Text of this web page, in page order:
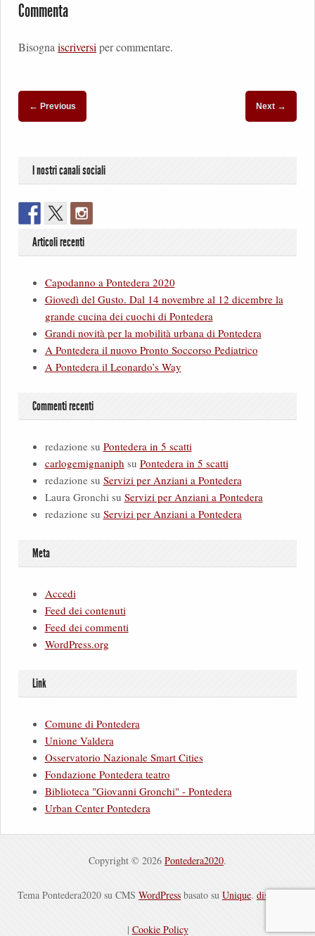
Commenta
Bisognaiscriversiper commentare.
← Previous Next →
I nostri canali sociali
Articoli recenti
Capodanno a Pontedera 2020
Giovedì del Gusto. Dal 14 novembre al 12 dicembre la
grande cucina dei cuochi di Pontedera
Grandi novità per la mobilità urbana di Pontedera
A Pontedera il nuovo Pronto Soccorso Pediatrico
A Pontedera il Leonardo’s Way
Commenti recenti
redazionesu Pontedera in 5 scatti
carlogemignaniph su Pontedera in 5 scatti
redazionesu Servizi per Anziani a Pontedera
Laura Gronchisu Servizi per Anziani a Pontedera
redazionesu Servizi per Anziani a Pontedera
Meta
Accedi
Feed dei contenuti
Feed dei commenti
WordPress.org
Link
Comune di Pontedera
Unione Valdera
Osservatorio Nazionale Smart Cities
Fondazione Pontedera teatro
Biblioteca "Giovanni Gronchi" - Pontedera
Urban Center Pontedera
Copyright © 2026 Pontedera2020.
Tema Pontedera2020 su CMS WordPress basato su Unique. disclaimer
| Cookie Policy